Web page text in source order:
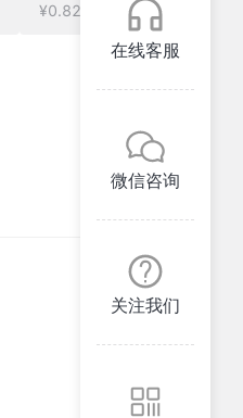
¥0.82 /个
在线客服
微信咨询
关注我们